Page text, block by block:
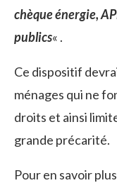
chèque énergie,
publics« .
Ce dispositif
ménages qui ne
droits et ainsi
grande précarité.
Pour en savoir